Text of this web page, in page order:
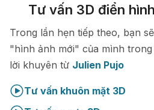
Tư vấn 3D điển
Trong lần hẹn tiếp theo, bạn
"hình ảnh mới" của mình
lời khuyên từ Julien Pujo
Tư vấn khuôn mặt 3D